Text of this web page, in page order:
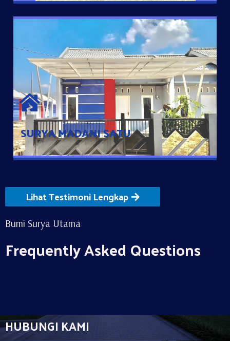
SURYA MADANI SATU
SURYA MADANI SATU
Satu-satunya Hunian nyaman dengan harga subsidi hanya 100
jutaan dengan lokasi strategis di Tuban
Lihat Testimoni Lengkap
Bumi Surya Utama
Frequently Asked Questions
HUBUNGI KAMI